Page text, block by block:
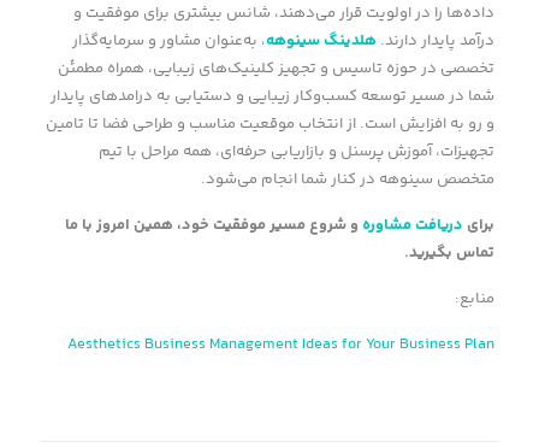
داده‌ها را در اولویت قرار می‌دهند، شانس بیشتری برای موفقیت و
درآمد پایدار دارند. هلدینگ سینوهه، به‌عنوان مشاور و سرمایه‌گذار
تخصصی در حوزه تاسیس و تجهیز کلینیک‌های زیبایی، همراه مطمئن
شما در مسیر توسعه کسب‌وکار زیبایی و دستیابی به درامدهای پایدار
و رو به افزایش است. از انتخاب موقعیت مناسب و طراحی فضا تا تامین
تجهیزات، آموزش پرسنل و بازاریابی حرفه‌ای، همه مراحل با تیم
متخصص سینوهه در کنار شما انجام می‌شود.
برای دریافت مشاوره و شروع مسیر موفقیت خود، همین امروز با ما
تماس بگیرید.
منابع:
Aesthetics Business Management Ideas for Your Business Plan